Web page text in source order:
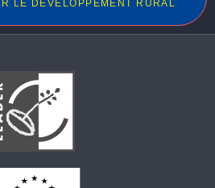
LE DÉVELOPPEMENT RURAL